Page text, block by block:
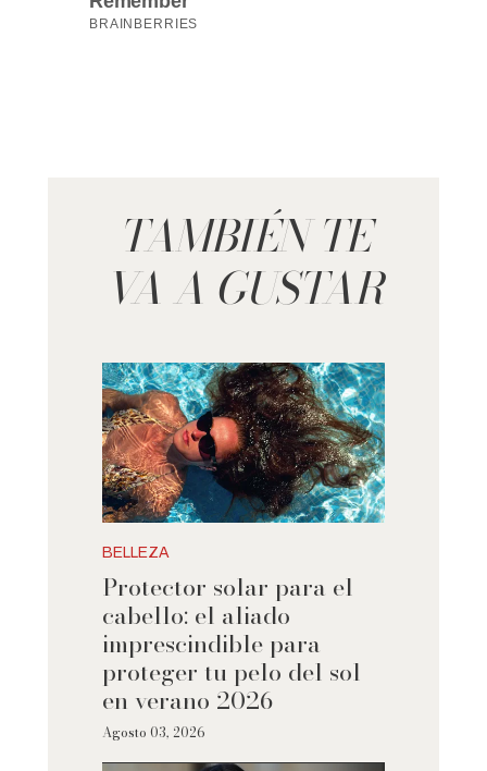
TAMBIÉN TE
VA A GUSTAR
BELLEZA
Protector solar para el
cabello: el aliado
imprescindible para
proteger tu pelo del sol
en verano 2026
Agosto 03, 2026